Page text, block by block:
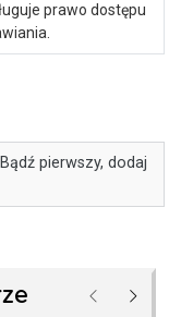
prawo dostępu
pierwszy, dodaj
Poprzednie